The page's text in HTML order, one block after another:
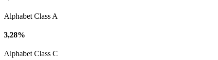
Alphabet Class A
3,28%
Alphabet Class C